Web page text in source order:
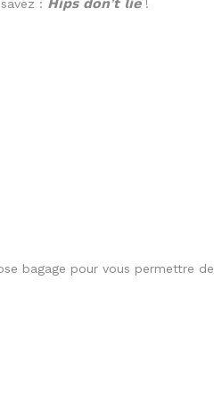
: ’ !
bagage pour vous permettre de